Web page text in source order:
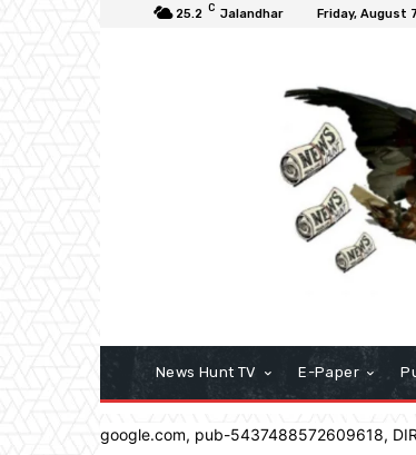
25.2 C Jalandhar Friday, August
News Hunt TV E-Paper
google.com, pub-5437488572609618,